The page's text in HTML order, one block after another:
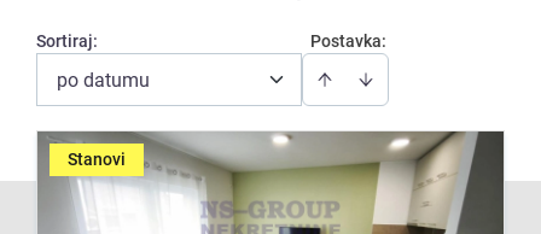
Postavka:
Sortiraj:
po datumu
Stanovi